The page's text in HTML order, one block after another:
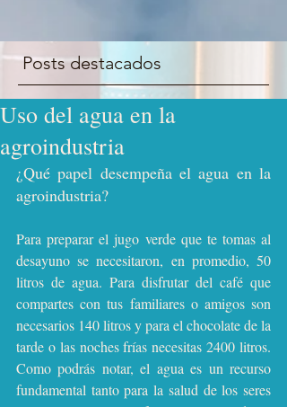
Posts destacados
Uso del agua en la
agroindustria
¿Qué papel desempeña el agua en la
agroindustria?
Para preparar el jugo verde que te tomas al
desayuno se necesitaron, en promedio, 50
litros de agua. Para disfrutar del café que
compartes con tus familiares o amigos son
necesarios 140 litros y para el chocolate de la
tarde o las noches frías necesitas 2400 litros.
Como podrás notar, el agua es un recurso
fundamental tanto para la salud de los seres